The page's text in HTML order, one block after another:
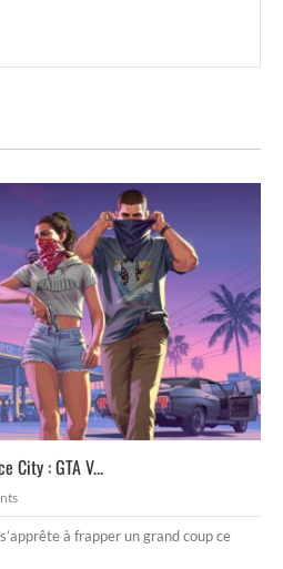
City : GTA V...
à frapper un grand coup ce